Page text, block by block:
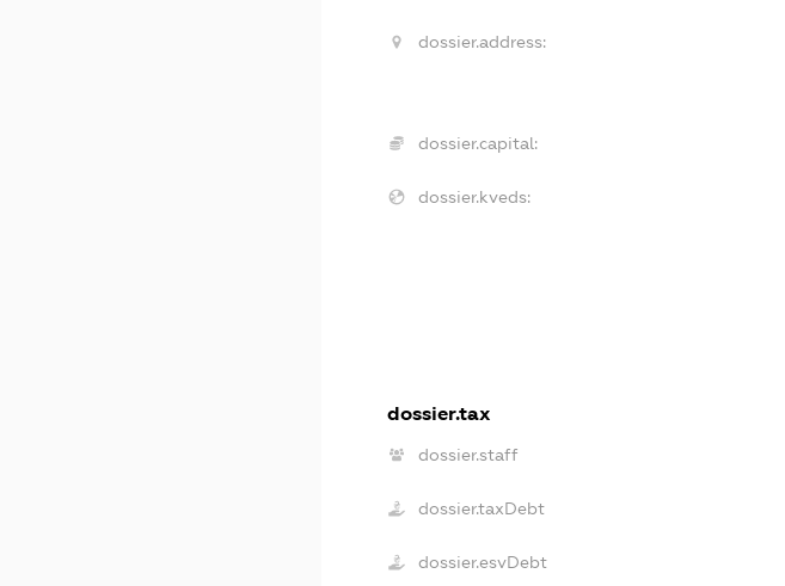
dossier.address:
dossier.capital:
dossier.kveds:
dossier.tax
dossier.staff
dossier.taxDebt
dossier.esvDebt